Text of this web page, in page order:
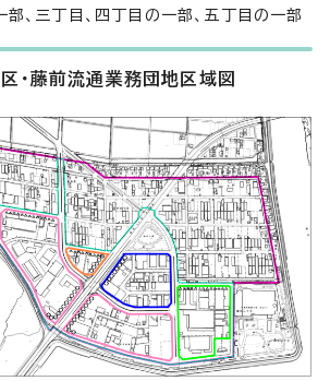
、三丁目、四丁目の一部、五丁目の一部
・藤前流通業務団地区域図